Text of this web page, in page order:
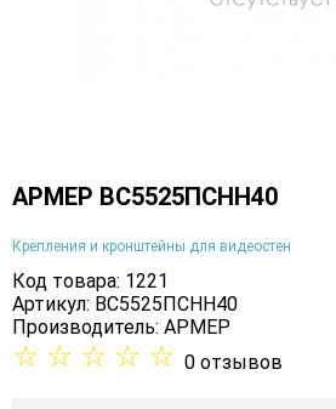
АРМЕР ВС5525ПСНН40
Крепления и кронштейны для видеостен
Код товара: 1221
Артикул: ВС5525ПСНН40
Производитель: АРМЕР
☆ ☆ ☆ ☆ ☆ 0 отзывов